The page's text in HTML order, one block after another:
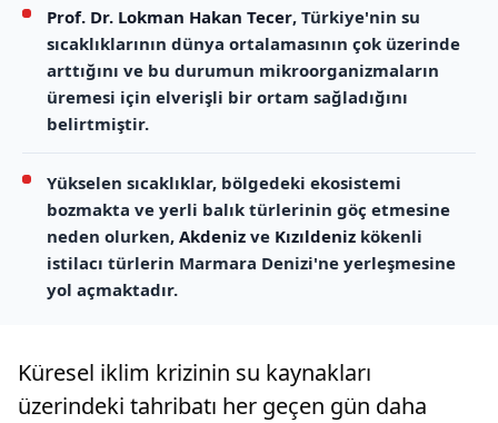
Prof. Dr. Lokman Hakan Tecer, Türkiye'nin su
sıcaklıklarının dünya ortalamasının çok üzerinde
arttığını ve bu durumun mikroorganizmaların
üremesi için elverişli bir ortam sağladığını
belirtmiştir.
Yükselen sıcaklıklar, bölgedeki ekosistemi
bozmakta ve yerli balık türlerinin göç etmesine
neden olurken, Akdeniz ve Kızıldeniz kökenli
istilacı türlerin Marmara Denizi'ne yerleşmesine
yol açmaktadır.
Küresel iklim krizinin su kaynakları
üzerindeki tahribatı her geçen gün daha